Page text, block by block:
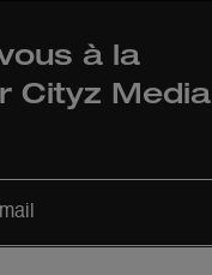
à la
Cityz Media